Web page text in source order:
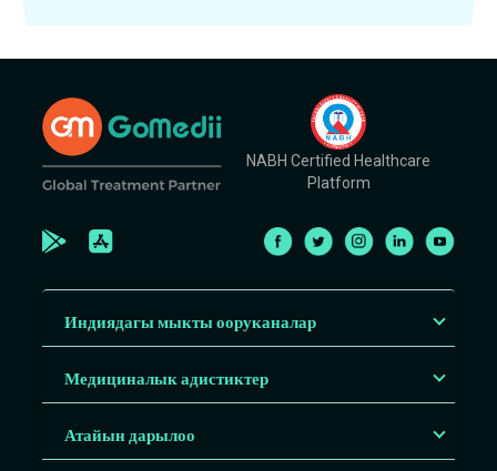
NABH Certified Healthcare
Platform
Индиядагы мыкты ооруканалар
Медициналык адистиктер
Атайын дарылоо